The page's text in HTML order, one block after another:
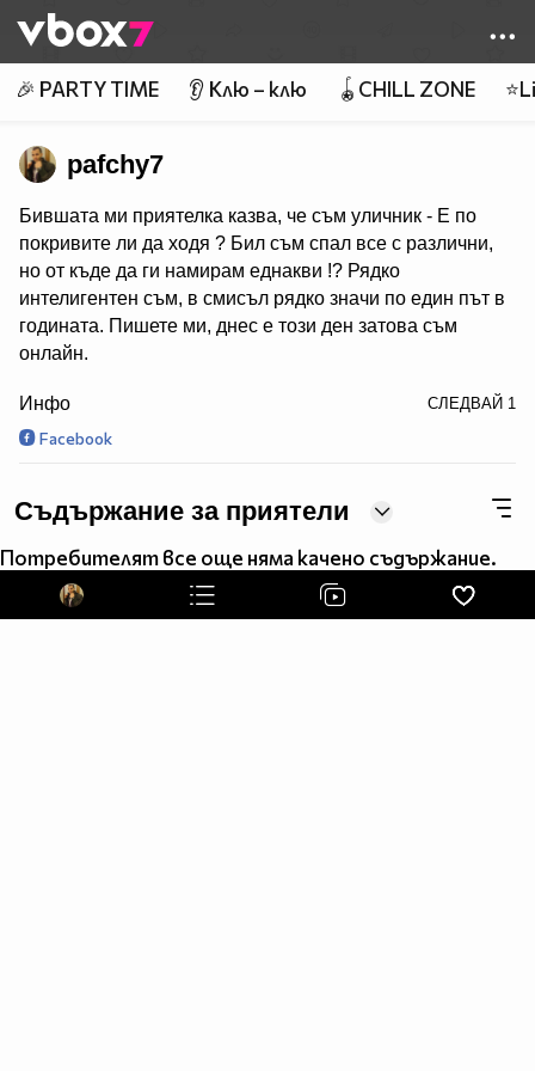
👾
🎉 PARTY TIME 👂 Клю – клю 🪀CHILL ZONE
pafchy7
Бившата ми приятелка казва, че съм уличник - Е по
покривите ли да ходя ? Бил съм спал все с различни,
но от къде да ги намирам еднакви !? Рядко
интелигентен съм, в смисъл рядко значи по един път в
годината. Пишете ми, днес е този ден затова съм
онлайн.
Абонирайте се за мен и очаквайте много интересни
клипове скоро! ;) ;) ;) 8-)
https://www.facebook.com/profile.php?
id=100000252502300
Инфо СЛЕДВАЙ 1
Facebook
Съдържание за приятели
Потребителят все още няма качено съдържание.